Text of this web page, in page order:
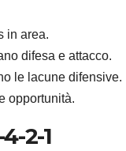
in area.
difesa e attacco.
le lacune difensive.
opportunità.
2-1